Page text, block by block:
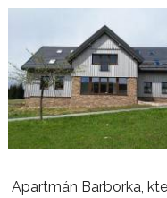
Apartmán Barborka,